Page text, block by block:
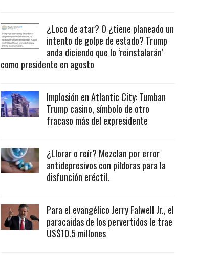
¿Loco de atar? O ¿tiene planeado un
intento de golpe de estado? Trump
anda diciendo que lo ‘reinstalarán’
como presidente en agosto
Implosión en Atlantic City: Tumban
Trump casino, símbolo de otro
fracaso más del expresidente
¿Llorar o reír? Mezclan por error
antidepresivos con píldoras para la
disfunción eréctil.
Para el evangélico Jerry Falwell Jr., el
paracaidas de los pervertidos le trae
US$10.5 millones